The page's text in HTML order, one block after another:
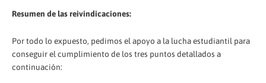
Resumen de las reivindicaciones:
Por todo lo expuesto, pedimos el apoyo a la lucha estudiantil para
conseguir el cumplimiento de los tres puntos detallados a
continuación: